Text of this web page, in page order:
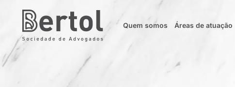
Quem somos Áreas de atuação